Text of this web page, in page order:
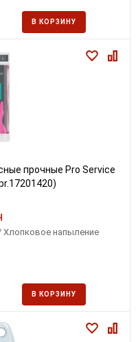
В КОРЗИНУ
прочные Pro Service
Хлопковое напыление
В КОРЗИНУ